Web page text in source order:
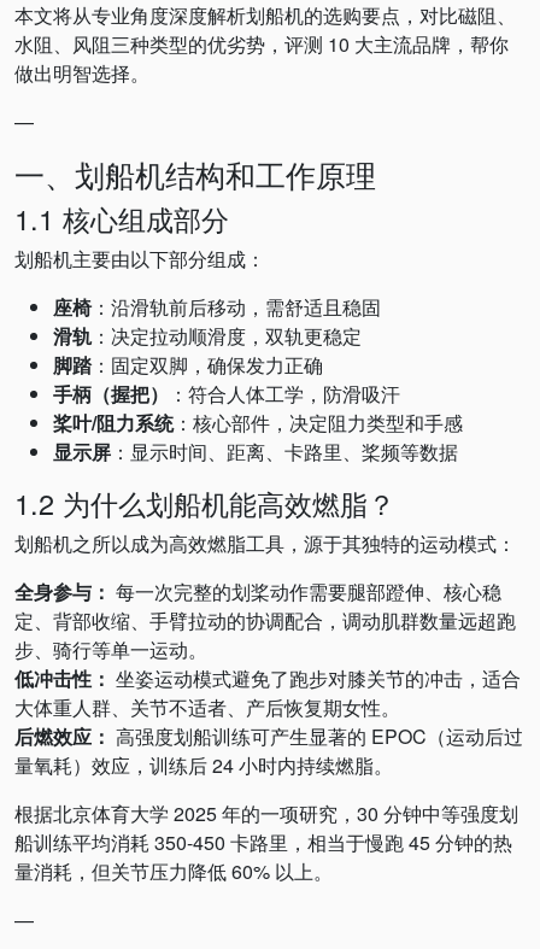
本文将从专业角度深度解析划船机的选购要点，对比磁阻、
水阻、风阻三种类型的优劣势，评测 10 大主流品牌，帮你
做出明智选择。
—
一、划船机结构和工作原理
1.1 核心组成部分
划船机主要由以下部分组成：
座椅：沿滑轨前后移动，需舒适且稳固
滑轨：决定拉动顺滑度，双轨更稳定
脚踏：固定双脚，确保发力正确
手柄（握把）
：符合人体工学，防滑吸汗
桨叶/阻力系统：核心部件，决定阻力类型和手感
显示屏 ：显示时间、距离、卡路里、桨频等数据
1.2 为什么划船机能高效燃脂？
划船机之所以成为高效燃脂工具，源于其独特的运动模式：
全身参与： 每一次完整的划桨动作需要腿部蹬伸、核心稳
定、背部收缩、手臂拉动的协调配合，调动肌群数量远超跑
步、骑行等单一运动。
低冲击性： 坐姿运动模式避免了跑步对膝关节的冲击，适合
大体重人群、关节不适者、产后恢复期女性。
后燃效应： 高强度划船训练可产生显著的 EPOC（运动后过
量氧耗）效应，训练后 24 小时内持续燃脂。
根据北京体育大学 2025 年的一项研究，30 分钟中等强度划
船训练平均消耗 350-450 卡路里，相当于慢跑 45 分钟的热
量消耗，但关节压力降低 60% 以上。
—